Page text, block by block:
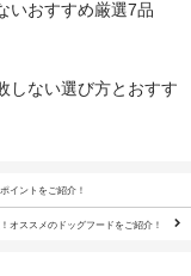
いおすすめ厳選7品
しない選び方とおすす
イントをご紹介！
オススメのドッグフードをご紹介！